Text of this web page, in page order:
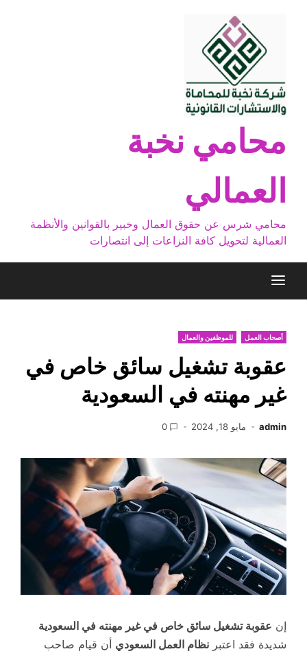
محامي نخبة
العمالي
محامي شرس عن حقوق العمال وخبير بالقوانين والأنظمة
العمالية لتحويل كافة النزاعات إلى انتصارات
أصحاب العمل للموظفين والعمال
عقوبة تشغيل سائق خاص في
غير مهنته في السعودية
admin مايو 18, 2024 0
إن عقوبة تشغيل سائق خاص في غير مهنته في السعودية
شديدة فقد اعتبر نظام العمل السعودي أن قيام صاحب